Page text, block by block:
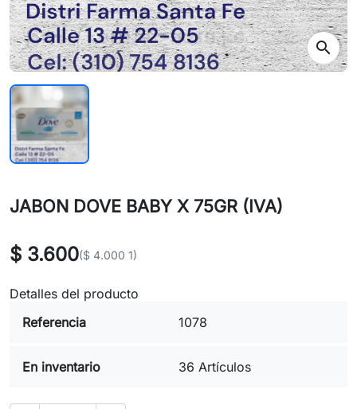
search
JABON DOVE BABY X 75GR (IVA)
$ 3.600($ 4.000 1)
Detalles del producto
Referencia
1078
En inventario 36 Artículos